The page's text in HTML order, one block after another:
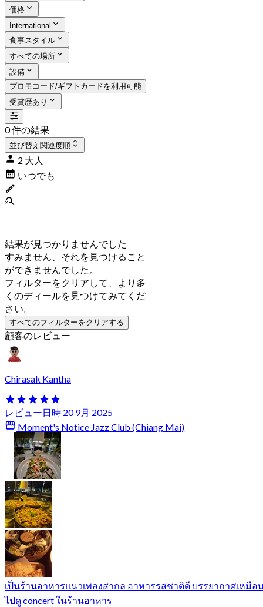
価格
International
食事スタイル
すべての場所
設備
プロモコード/ギフトカードを利用可能
受賞歴あり
0 件の結果
並び替え 関連度順
2 大人
いつでも
結果が見つかりませんでした
すみません、それを見つけること
ができませんでした。
フィルターをクリアして、より多
くのディールを見つけてみてくだ
さい。
すべてのフィルターをクリアする
顧客のレビュー
Chirasak Kantha
レビュー日時 20 9月 2025
Moment's Notice Jazz Club (Chiang Mai)
เป็นร้านอาหารแนวเพลงสากล อาหารรสชาติดี บรรยากาศเหมือ
ไปดู concert ในร้านอาหาร